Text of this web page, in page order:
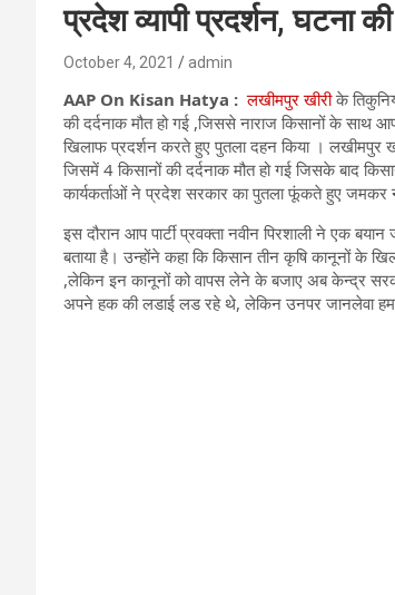
प्रदेश व्यापी प्रदर्शन, घटना
October 4, 2021 admin
AAP On Kisan Hatya : लखीमपुर खीरीके
की दर्दनाक मौत हो गई ,जिससे नाराज किसानों के
खिलाफ प्रदर्शन करते हुए पुतला दहन किया । लखीमपुर
जिसमें 4 किसानों की दर्दनाक मौत हो गई जिसके बाद
कार्यकर्ताओं ने प्रदेश सरकार का पुतला फूंकते हुए जमकर
इस दौरान आप पार्टी प्रवक्ता नवीन पिरशाली ने एक
बताया है। उन्होंने कहा कि किसान तीन कृषि कानूनों के
,लेकिन इन कानूनों को वापस लेने के बजाए अब केन्द्र
अपने हक की लडाई लड रहे थे, लेकिन उनपर जानलेवा